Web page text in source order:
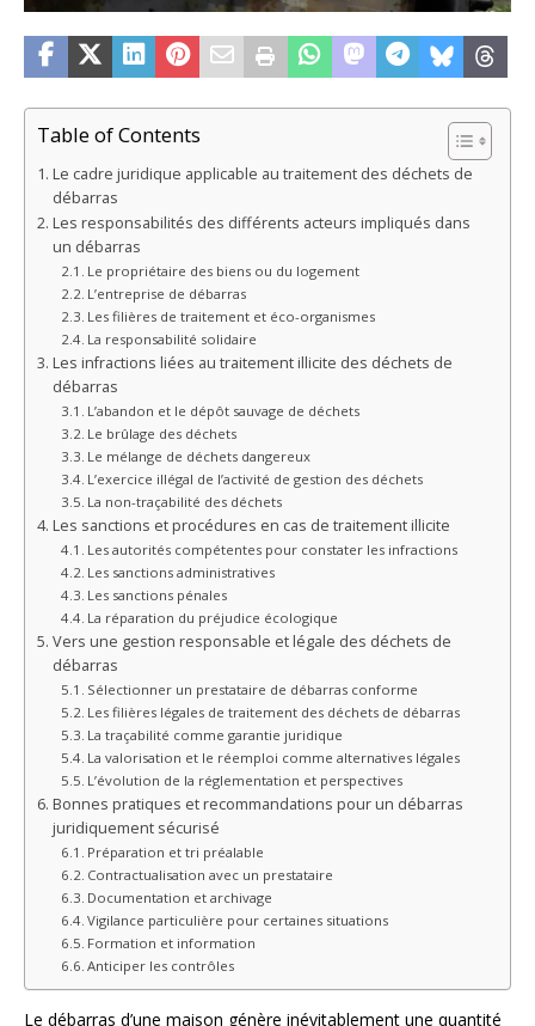
Table of Contents
Le cadre juridique applicable au traitement des déchets de
débarras
Les responsabilités des différents acteurs impliqués dans
un débarras
Le propriétaire des biens ou du logement
L’entreprise de débarras
Les filières de traitement et éco-organismes
La responsabilité solidaire
Les infractions liées au traitement illicite des déchets de
débarras
L’abandon et le dépôt sauvage de déchets
Le brûlage des déchets
Le mélange de déchets dangereux
L’exercice illégal de l’activité de gestion des déchets
La non-traçabilité des déchets
Les sanctions et procédures en cas de traitement illicite
Les autorités compétentes pour constater les infractions
Les sanctions administratives
Les sanctions pénales
La réparation du préjudice écologique
Vers une gestion responsable et légale des déchets de
débarras
Sélectionner un prestataire de débarras conforme
Les filières légales de traitement des déchets de débarras
La traçabilité comme garantie juridique
La valorisation et le réemploi comme alternatives légales
L’évolution de la réglementation et perspectives
Bonnes pratiques et recommandations pour un débarras
juridiquement sécurisé
Préparation et tri préalable
Contractualisation avec un prestataire
Documentation et archivage
Vigilance particulière pour certaines situations
Formation et information
Anticiper les contrôles
Le débarras d’une maison génère inévitablement une quantité